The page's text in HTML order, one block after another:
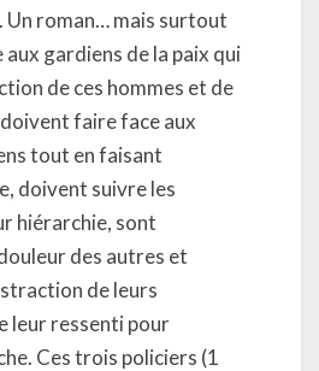
Un roman… mais surtout
aux gardiens de la paix qui
de ces hommes et de
faire face aux
tout en faisant
doivent suivre les
hiérarchie, sont
des autres et
de leurs
leur ressenti pour
Ces trois policiers (1